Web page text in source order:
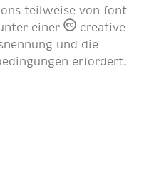
teilweise von font
einer
creative
und die
erfordert.